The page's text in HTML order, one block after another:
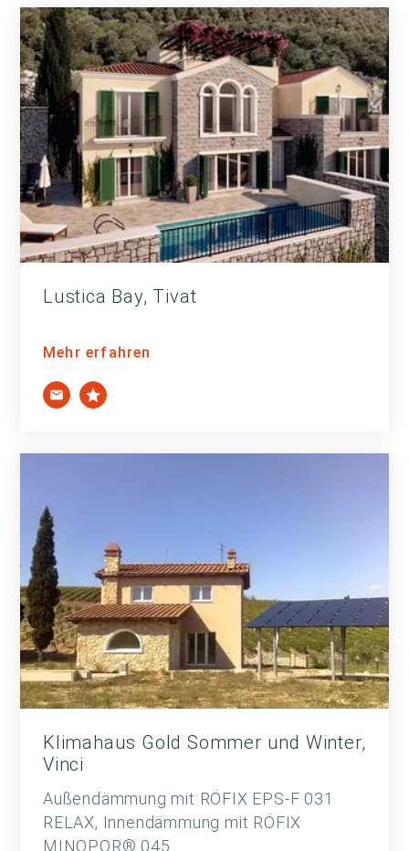
Lustica Bay, Tivat
Mehr erfahren
Klimahaus Gold Sommer und Winter,
Vinci
Außendämmung mit RÖFIX EPS-F 031
RELAX, Innendämmung mit RÖFIX
MINOPOR® 045